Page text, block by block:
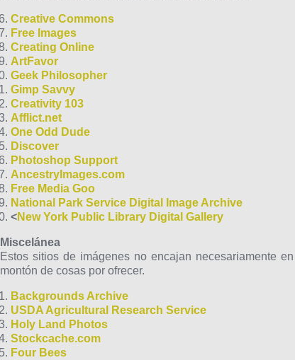
Creative Commons
Free Images
Creating Online
ArtFavor
Geek Philosopher
Gimp Savvy
Creativity 103
Afflict.net
One Odd Dude
Discover
Photoshop Support
AncestryImages.com
Free Media Goo
National Park Service Digital Image Archive
<New York Public Library Digital Gallery
Miscelánea
Estos sitios de imágenes no encajan necesariamente
montón de cosas por ofrecer.
Backgrounds Archive
USDA Agricultural Research Service
Holy Land Photos
Stockcache.com
Four Bees